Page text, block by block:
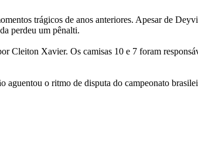
trágicos de anos anteriores. Apesar de
perdeu um pênalti.
Cleiton Xavier. Os camisas 10 e 7 foram
aguentou o ritmo de disputa do campeonato